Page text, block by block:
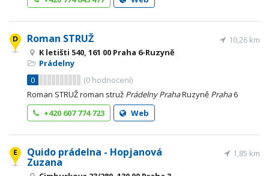
Roman STRUŽ
K letišti 540, 161 00 Praha 6-Ruzyně
Prádelny
0
(0 hodnocení)
10,26 km
Roman STRUŽ roman struž Prádelny PrahaRuzyně Praha6
+420 607 774 723
Web
Quido prádelna - Hopjanová
Zuzana
1,85 km